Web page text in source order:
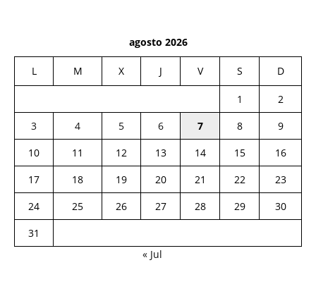
agosto 2026
L M X J V S D
1
2
3
4 5 6 7 8
9
10
11 12 13 14 15
16
17
18 19 20 21 22
23
24
25 26 27 28 29
30
31
« Jul